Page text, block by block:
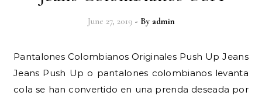
June 27, 2019 - By admin
Pantalones Colombianos Originales Push Up Jeans
Jeans Push Up o pantalones colombianos levanta
cola se han convertido en una prenda deseada por